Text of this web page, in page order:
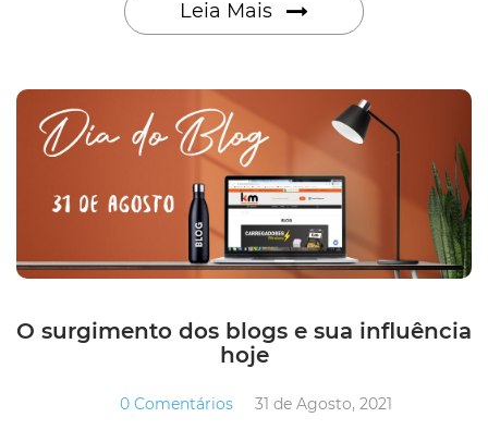
Leia Mais
O surgimento dos blogs e sua influência
hoje
0 Comentários 31 de Agosto, 2021